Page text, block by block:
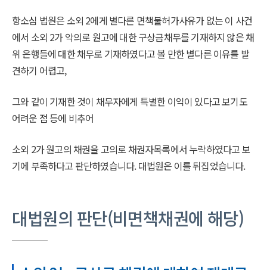
항소심 법원은 소외 2에게 별다른 면책불허가사유가 없는 이 사건
에서 소외 2가 악의로 원고에 대한 구상금채무를 기재하지 않은 채
위 은행들에 대한 채무로 기재하였다고 볼 만한 별다른 이유를 발
견하기 어렵고,
그와 같이 기재한 것이 채무자에게 특별한 이익이 있다고 보기도
어려운 점 등에 비추어
소외 2가 원고의 채권을 고의로 채권자목록에서 누락하였다고 보
기에 부족하다고 판단하였습니다. 대법원은 이를 뒤집었습니다.
대법원의 판단(비면책채권에 해당)